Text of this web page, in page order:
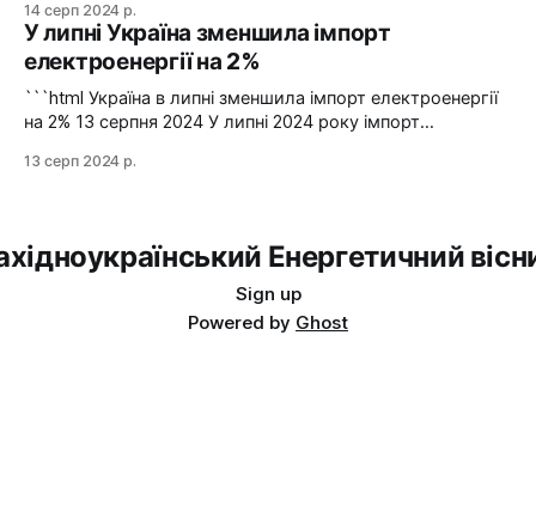
аварійну допомогу зі Словаччини. Фото: Shutterstock "У
вчорашній день, 13 серпня, НЕК "Укренерго" запитала
аварійну допомогу з енергосистеми Словаччини", –
йдеться в повідомленні пресслужби оператора системи
передачі. Експорт
14 серп 2024 р.
У липні Україна зменшила імпорт
електроенергії на 2%
```html Україна в липні зменшила імпорт електроенергії
на 2% 13 серпня 2024 У липні 2024 року імпорт
червнем. Експорт залишався на нульовому рівні. Графіка:
13 серп 2024 р.
Енергетичний
Sign up
Powered by Ghost